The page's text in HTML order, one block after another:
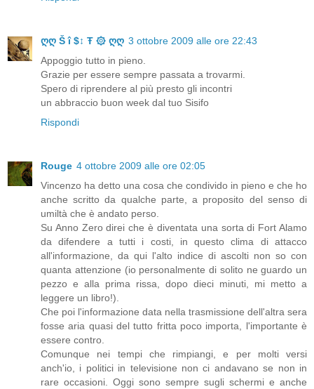
ღღ Š î $↕ Ŧ ۞ ღღ 3 ottobre 2009 alle ore 22:43
Appoggio tutto in pieno.
Grazie per essere sempre passata a trovarmi.
Spero di riprendere al più presto gli incontri
un abbraccio buon week dal tuo Sisifo
Rispondi
Rouge 4 ottobre 2009 alle ore 02:05
Vincenzo ha detto una cosa che condivido in pieno e che ho
anche scritto da qualche parte, a proposito del senso di
umiltà che è andato perso.
Su Anno Zero direi che è diventata una sorta di Fort Alamo
da difendere a tutti i costi, in questo clima di attacco
all'informazione, da qui l'alto indice di ascolti non so con
quanta attenzione (io personalmente di solito ne guardo un
pezzo e alla prima rissa, dopo dieci minuti, mi metto a
leggere un libro!).
Che poi l'informazione data nella trasmissione dell'altra sera
fosse aria quasi del tutto fritta poco importa, l'importante è
essere contro.
Comunque nei tempi che rimpiangi, e per molti versi
anch'io, i politici in televisione non ci andavano se non in
rare occasioni. Oggi sono sempre sugli schermi e anche